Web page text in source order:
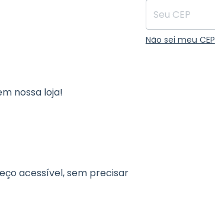
Não sei meu CEP
nossa loja!
acessível, sem precisar